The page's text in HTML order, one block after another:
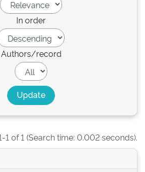
In order
Authors/record
1 of 1 (Search time: 0.002 seconds).